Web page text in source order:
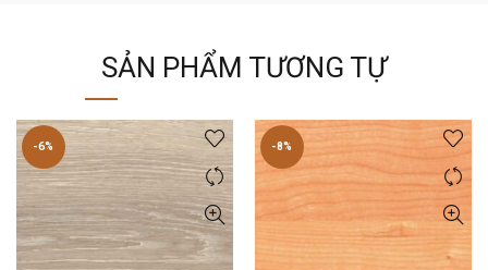
SẢN PHẨM TƯƠNG TỰ
-6% -8%